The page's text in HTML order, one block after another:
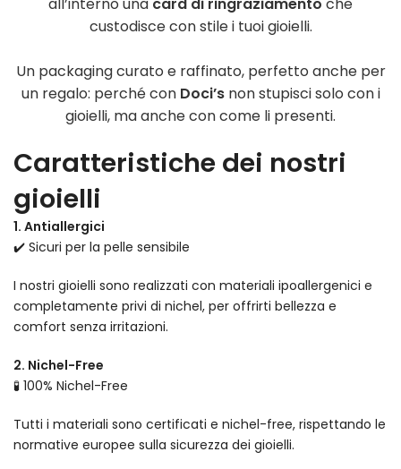
all’interno una card di ringraziamento che
custodisce con stile i tuoi gioielli.
Un packaging curato e raffinato, perfetto anche per
un regalo: perché con Doci’snon stupisci solo con i
gioielli, ma anche con come li presenti.
Caratteristiche dei nostri
gioielli
1. Antiallergici
✔️ Sicuri per la pelle sensibile
I nostri gioielli sono realizzati con materiali ipoallergenici e
completamente privi di nichel, per offrirti bellezza e
comfort senza irritazioni.
2. Nichel-Free
🧪 100% Nichel-Free
Tutti i materiali sono certificati e nichel-free, rispettando le
normative europee sulla sicurezza dei gioielli.